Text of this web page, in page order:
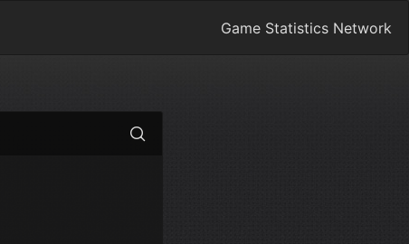
Game Statistics Network